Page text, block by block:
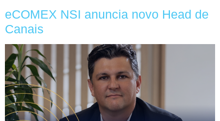
eCOMEX NSI anuncia novo Head de
Canais